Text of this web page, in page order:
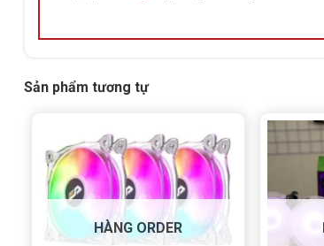
Sản phẩm tương tự
HÀNG ORDER